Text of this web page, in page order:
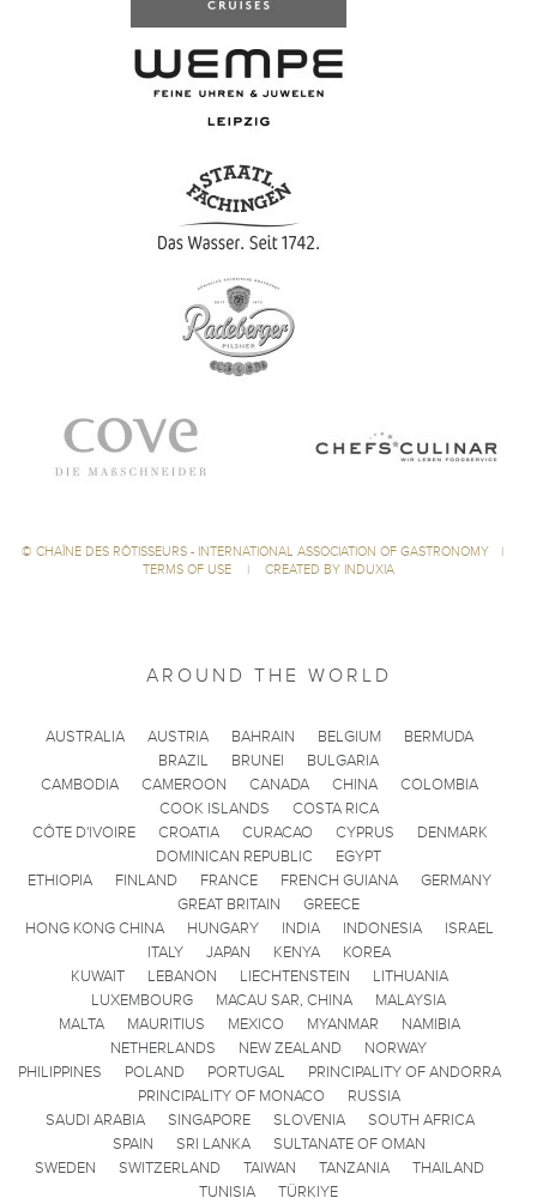
© CHAÎNE DES RÔTISSEURS - INTERNATIONAL ASSOCIATION OF GASTRONOMY
|
TERMS OF USE
| CREATED BY INDUXIA
AROUND THE WORLD
AUSTRALIA AUSTRIA BAHRAIN BELGIUM
BERMUDA
BRAZIL
BRUNEI
BULGARIA
CAMBODIA
CAMEROON CANADA CHINA
COLOMBIA
COOK ISLANDS
COSTA RICA
CÔTE D'IVOIRE
CROATIA CURACAO CYPRUS
DENMARK
DOMINICAN REPUBLIC
EGYPT
ETHIOPIA
FINLAND FRANCE FRENCH GUIANA
GERMANY
GREAT BRITAIN
GREECE
HONG KONG CHINA
HUNGARY INDIA INDONESIA
ISRAEL
ITALY
JAPAN KENYA
KOREA
KUWAIT
LEBANON LIECHTENSTEIN
LITHUANIA
LUXEMBOURG
MACAU SAR, CHINA
MALAYSIA
MALTA
MAURITIUS MEXICO MYANMAR
NAMIBIA
NETHERLANDS
NEW ZEALAND
NORWAY
PHILIPPINES
POLAND PORTUGAL
PRINCIPALITY OF ANDORRA
PRINCIPALITY OF MONACO
RUSSIA
SAUDI ARABIA
SINGAPORE SLOVENIA
SOUTH AFRICA
SPAIN
SRI LANKA
SULTANATE OF OMAN
SWEDEN
SWITZERLAND TAIWAN TANZANIA
THAILAND
TUNISIA
TÜRKIYE